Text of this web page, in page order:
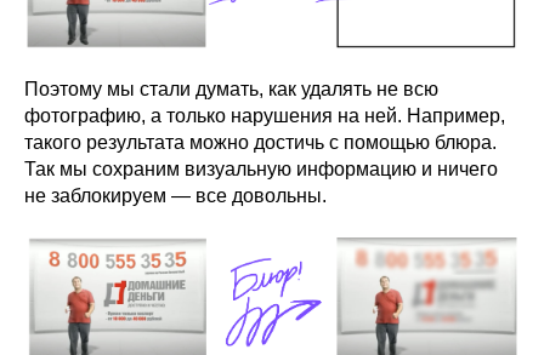
Поэтому мы стали думать, как удалять не всю
фотографию, а только нарушения на ней. Например,
такого результата можно достичь с помощью блюра.
Так мы сохраним визуальную информацию и ничего
не заблокируем — все довольны.